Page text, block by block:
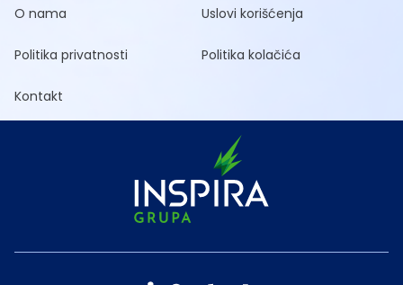
O nama Uslovi korišćenja
Politika privatnosti Politika kolačića
Kontakt